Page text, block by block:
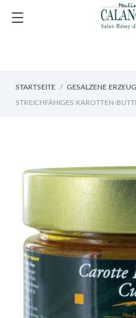
STARTSEITE GESALZENE
STREICHFÄHIGES KAROTTEN-